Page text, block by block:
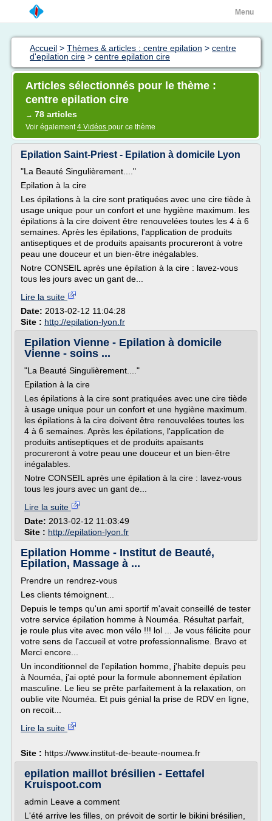
Menu
Accueil > Thèmes & articles : centre epilation > centre
d'epilation cire > centre epilation cire
Articles sélectionnés pour le thème :
centre epilation cire
→ 78 articles
Voir également4 Vidéos pour ce thème
Epilation Saint-Priest - Epilation à domicile Lyon
"La Beauté Singulièrement...."
Epilation à la cire
Les épilations à la cire sont pratiquées avec une cire tiède à
usage unique pour un confort et une hygiène maximum. les
épilations à la cire doivent être renouvelées toutes les 4 à 6
semaines. Après les épilations, l'application de produits
antiseptiques et de produits apaisants procureront à votre
peau une douceur et un bien-être inégalables.
Notre CONSEIL après une épilation à la cire : lavez-vous
tous les jours avec un gant de...
Lire la suite
Date: 2013-02-12 11:04:28
Site : http://epilation-lyon.fr
Epilation Vienne - Epilation à domicile
Vienne - soins ...
"La Beauté Singulièrement...."
Epilation à la cire
Les épilations à la cire sont pratiquées avec une cire tiède
à usage unique pour un confort et une hygiène maximum.
les épilations à la cire doivent être renouvelées toutes les
4 à 6 semaines. Après les épilations, l'application de
produits antiseptiques et de produits apaisants
procureront à votre peau une douceur et un bien-être
inégalables.
Notre CONSEIL après une épilation à la cire : lavez-vous
tous les jours avec un gant de...
Lire la suite
Date: 2013-02-12 11:03:49
Site : http://epilation-lyon.fr
Epilation Homme - Institut de Beauté,
Epilation, Massage à ...
Prendre un rendrez-vous
Les clients témoignent...
Depuis le temps qu'un ami sportif m'avait conseillé de tester
votre service épilation homme à Nouméa. Résultat parfait,
je roule plus vite avec mon vélo !!! lol ... Je vous félicite pour
votre sens de l'accueil et votre professionnalisme. Bravo et
Merci encore...
Un inconditionnel de l'epilation homme, j'habite depuis peu
à Nouméa, j'ai opté pour la formule abonnement épilation
masculine. Le lieu se prête parfaitement à la relaxation, on
oublie vite Nouméa. Et puis génial la prise de RDV en ligne,
on recoit...
Lire la suite
Site : https://www.institut-de-beaute-noumea.fr
epilation maillot brésilien - Eettafel
Kruispoot.com
admin Leave a comment
L'été arrive les filles, on prévoit de sortir le bikini brésilien,